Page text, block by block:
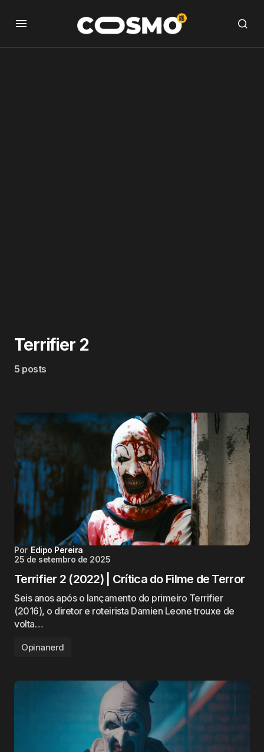
Terrifier 2
5 posts
Por Edipo Pereira
25 de setembro de 2025
Terrifier 2 (2022) | Crítica do Filme de Terror
Seis anos após o lançamento do primeiro Terrifier
(2016), o diretor e roteirista Damien Leone trouxe de
volta…
Opinanerd